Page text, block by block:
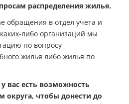
распределения жилья.
обращения в отдел учета и
либо организаций мы
по вопросу
жилья либо жилья по
вас есть возможность
округа, чтобы донести до